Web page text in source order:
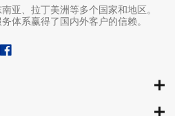
亚、拉丁美洲等多个国家和地区。
体系赢得了国内外客户的信赖。